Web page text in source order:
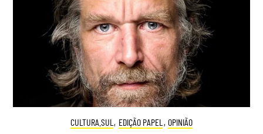
CULTURA.SUL , EDIÇÃO PAPEL , OPINIÃO